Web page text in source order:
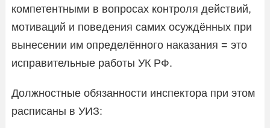
компетентными в вопросах контроля действий,
мотиваций и поведения самих осуждённых при
вынесении им определённого наказания = это
исправительные работы УК РФ.
Должностные обязанности инспектора при этом
расписаны в УИЗ: